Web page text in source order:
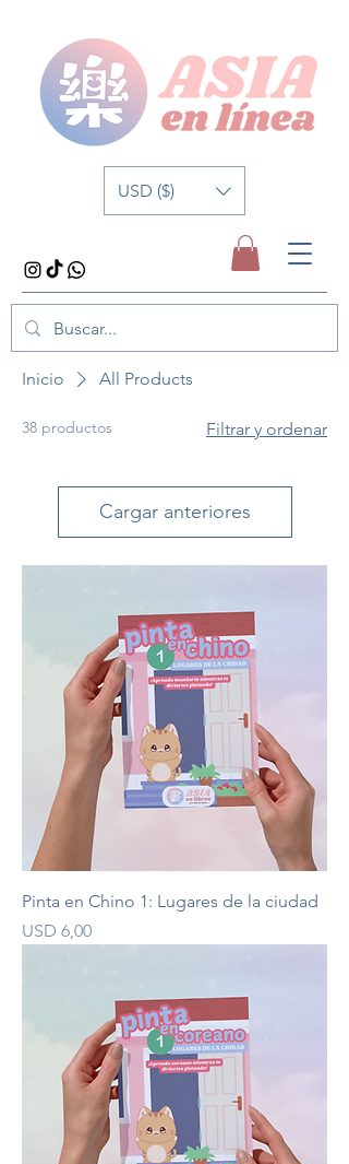
USD ($)
Inicio All Products
38 productos Filtrar y ordenar
Cargar anteriores
Pinta en Chino 1: Lugares de la ciudad
Precio
USD 6,00